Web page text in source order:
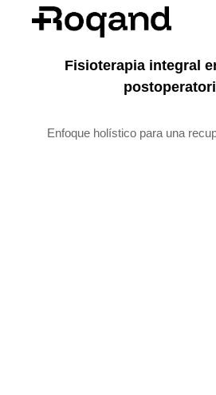
Fisioterapia integral
Enfoque holístico para una